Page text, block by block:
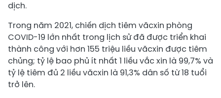
dịch.
Trong năm 2021, chiến dịch tiêm văcxin phòng
COVID-19 lớn nhất trong lịch sử đã được triển khai
thành công với hơn 155 triệu liều văcxin được tiêm
chủng; tỷ lệ bao phủ ít nhất 1 liều vắc xin là 99,7% và
tỷ lệ tiêm đủ 2 liều văcxin là 91,3% dân số từ 18 tuổi
trở lên.